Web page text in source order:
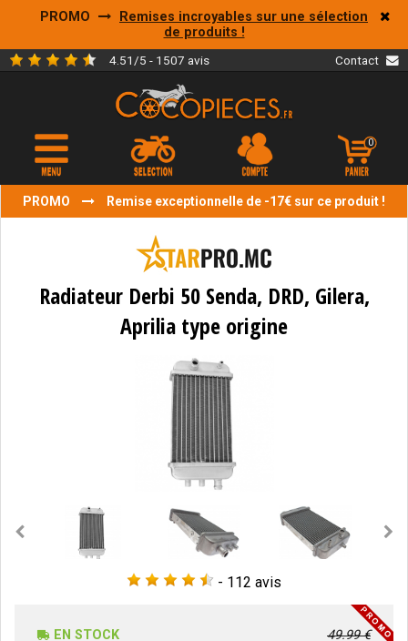
PROMO
Remises incroyables sur une sélection
de produits !
4.51/5 - 1507 avis Contact
0
PROMO Remise exceptionnelle de -17€ sur ce produit !
Radiateur Derbi 50 Senda, DRD, Gilera,
Aprilia type origine
- 112 avis
EN STOCK
49.99 €